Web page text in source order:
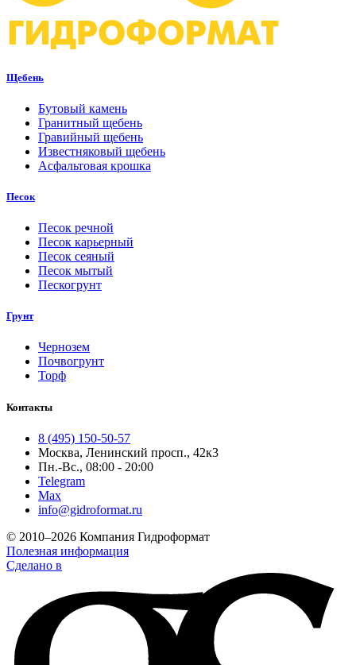
Щебень
Бутовый камень
Гранитный щебень
Гравийный щебень
Известняковый щебень
Асфальтовая крошка
Песок
Песок речной
Песок карьерный
Песок сеяный
Песок мытый
Пескогрунт
Грунт
Чернозем
Почвогрунт
Торф
Контакты
8 (495) 150-50-57
Москва, Ленинский просп., 42к3
Пн.-Вс., 08:00 - 20:00
Telegram
Max
info@gidroformat.ru
© 2010–2026 Компания Гидроформат
Полезная информация
Сделано в